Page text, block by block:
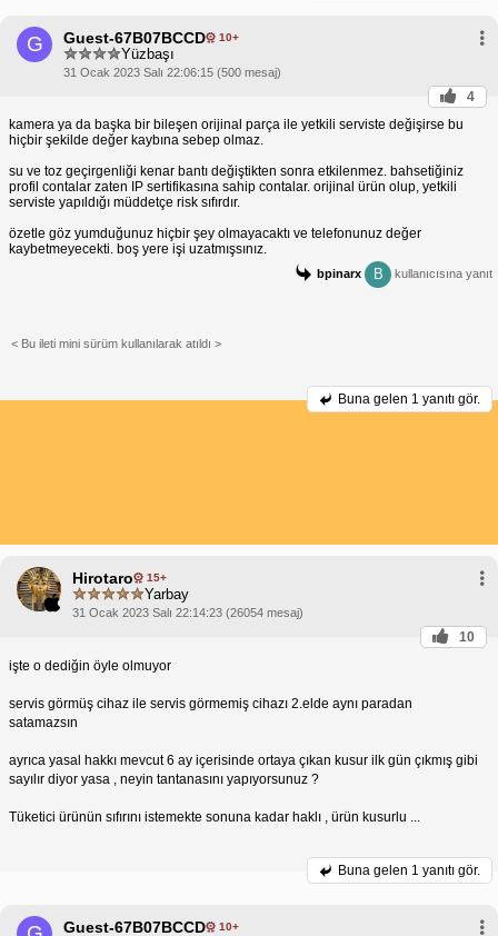
G Guest-67B07BCCD 10+
Yüzbaşı
31 Ocak 2023 Salı 22:06:15 (500 mesaj)
4
kamera ya da başka bir bileşen orijinal parça ile yetkili serviste değişirse bu
hiçbir şekilde değer kaybına sebep olmaz.
su ve toz geçirgenliği kenar bantı değiştikten sonra etkilenmez. bahsetiğiniz
profil contalar zaten IP sertifikasına sahip contalar. orijinal ürün olup, yetkili
serviste yapıldığı müddetçe risk sıfırdır.
özetle göz yumduğunuz hiçbir şey olmayacaktı ve telefonunuz değer
kaybetmeyecekti. boş yere işi uzatmışsınız.
bpinarx B kullanıcısına yanıt
< Bu ileti mini sürüm kullanılarak atıldı >
Buna gelen 1 yanıtı gör.
Hirotaro 15+
Yarbay
31 Ocak 2023 Salı 22:14:23 (26054 mesaj)
10
işte o dediğin öyle olmuyor
servis görmüş cihaz ile servis görmemiş cihazı 2.elde aynı paradan
satamazsın
ayrıca yasal hakkı mevcut 6 ay içerisinde ortaya çıkan kusur ilk gün çıkmış gibi
sayılır diyor yasa , neyin tantanasını yapıyorsunuz ?
Tüketici ürünün sıfırını istemekte sonuna kadar haklı , ürün kusurlu ...
Buna gelen 1 yanıtı gör.
Guest-67B07BCCD 10+